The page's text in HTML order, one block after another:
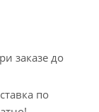
заказе до
по